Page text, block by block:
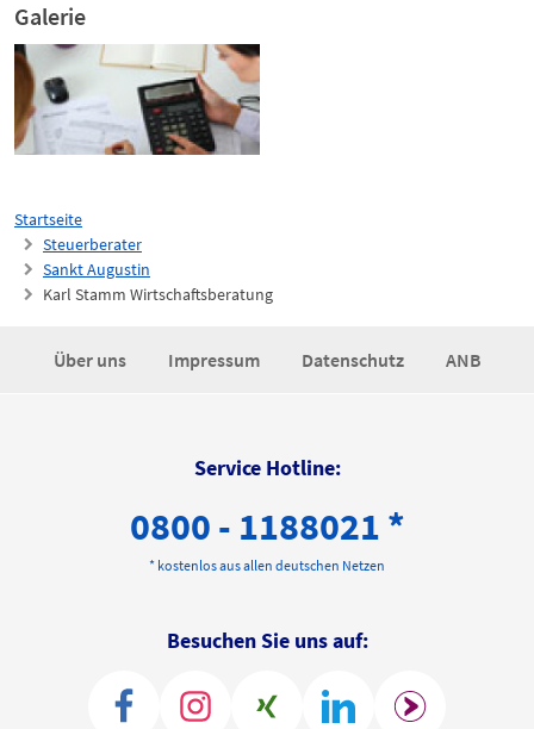
Startseite
Steuerberater
Sankt Augustin
Karl Stamm Wirtschaftsberatung
Galerie
Über uns Impressum Datenschutz ANB
Service Hotline:
0800 - 1188021 *
* kostenlos aus allen deutschen Netzen
Besuchen Sie uns auf: